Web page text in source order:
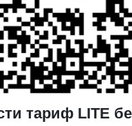
тариф LITE